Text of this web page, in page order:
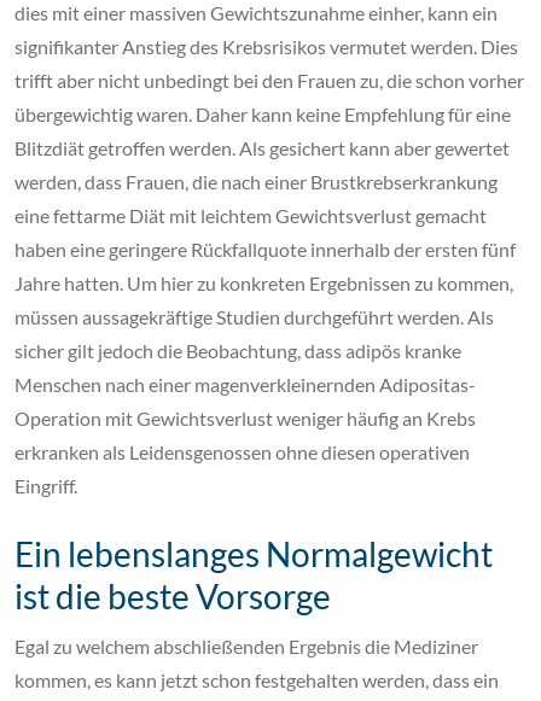
dies mit einer massiven Gewichtszunahme einher, kann ein
signifikanter Anstieg des Krebsrisikos vermutet werden. Dies
trifft aber nicht unbedingt bei den Frauen zu, die schon vorher
übergewichtig waren. Daher kann keine Empfehlung für eine
Blitzdiät getroffen werden. Als gesichert kann aber gewertet
werden, dass Frauen, die nach einer Brustkrebserkrankung
eine fettarme Diät mit leichtem Gewichtsverlust gemacht
haben eine geringere Rückfallquote innerhalb der ersten fünf
Jahre hatten. Um hier zu konkreten Ergebnissen zu kommen,
müssen aussagekräftige Studien durchgeführt werden. Als
sicher gilt jedoch die Beobachtung, dass adipös kranke
Menschen nach einer magenverkleinernden Adipositas-
Operation mit Gewichtsverlust weniger häufig an Krebs
erkranken als Leidensgenossen ohne diesen operativen
Eingriff.
Ein lebenslanges Normalgewicht
ist die beste Vorsorge
Egal zu welchem abschließenden Ergebnis die Mediziner
kommen, es kann jetzt schon festgehalten werden, dass ein